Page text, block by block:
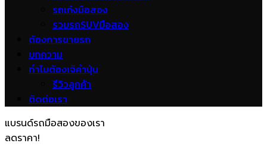
รถเก๋งมือสอง
รวมรถSUVมือสอง
ต้องการขายรถ
บทความ
ทำไมต้องเจ๊คำปุ่น
รีวิวลูกค้า
ติดต่อเรา
แบรนด์รถมือสองของเรา
ลดราคา!